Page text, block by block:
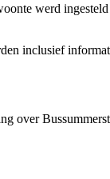
werd
inclusief
over